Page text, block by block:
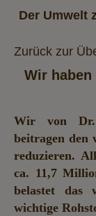
Der Umwelt
Zurück zur
Wir
Wir von Dr.
beitragen den
reduzieren.
ca. 11,7
belastet das
wichtige